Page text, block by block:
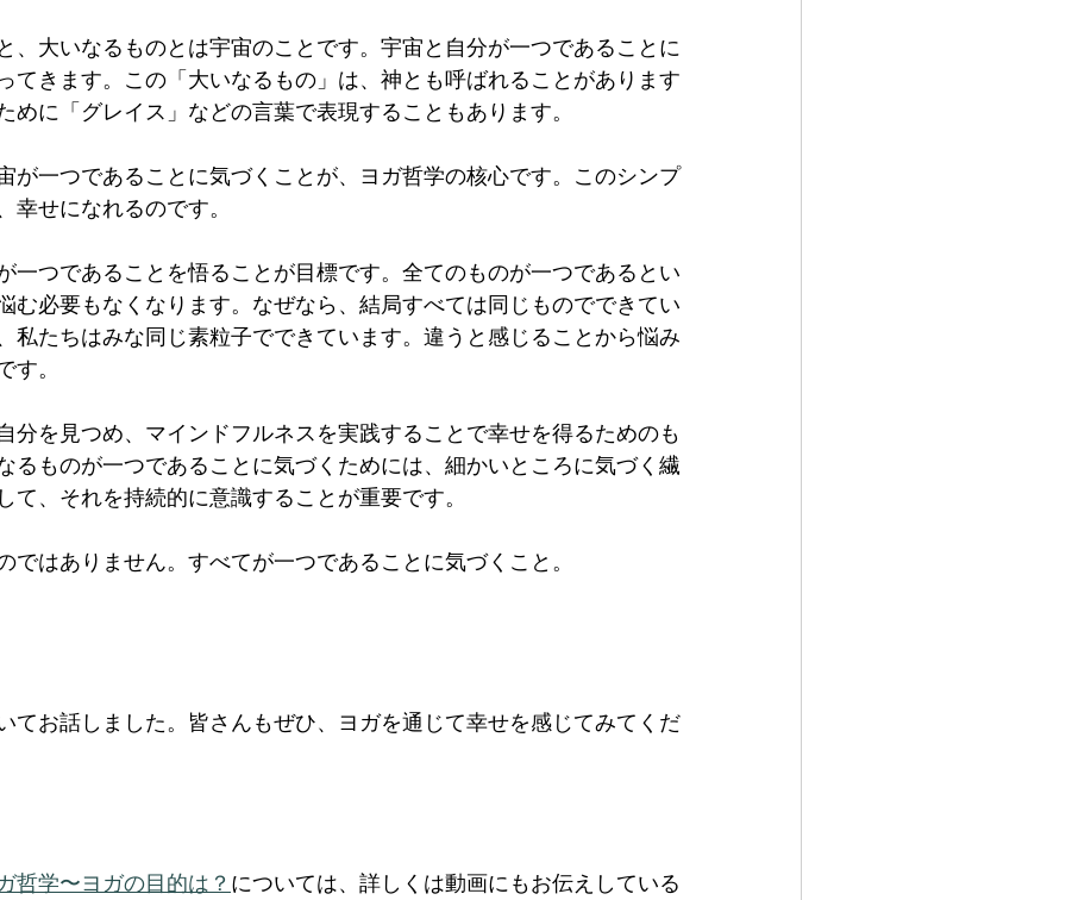
、大いなるものとは宇宙のことです。宇宙と自分が一つであることに
てきます。この「大いなるもの」は、神とも呼ばれることがあります
めに「グレイス」などの言葉で表現することもあります。
が一つであることに気づくことが、ヨガ哲学の核心です。このシンプ
幸せになれるのです。
一つであることを悟ることが目標です。全てのものが一つであるとい
む必要もなくなります。なぜなら、結局すべては同じものでできてい
私たちはみな同じ素粒子でできています。違うと感じることから悩み
。
分を見つめ、マインドフルネスを実践することで幸せを得るためのも
るものが一つであることに気づくためには、細かいところに気づく繊
て、それを持続的に意識することが重要です。
ではありません。すべてが一つであることに気づくこと。
てお話しました。皆さんもぜひ、ヨガを通じて幸せを感じてみてくだ
哲学〜ヨガの目的は？ については、詳しくは動画にもお伝えしている